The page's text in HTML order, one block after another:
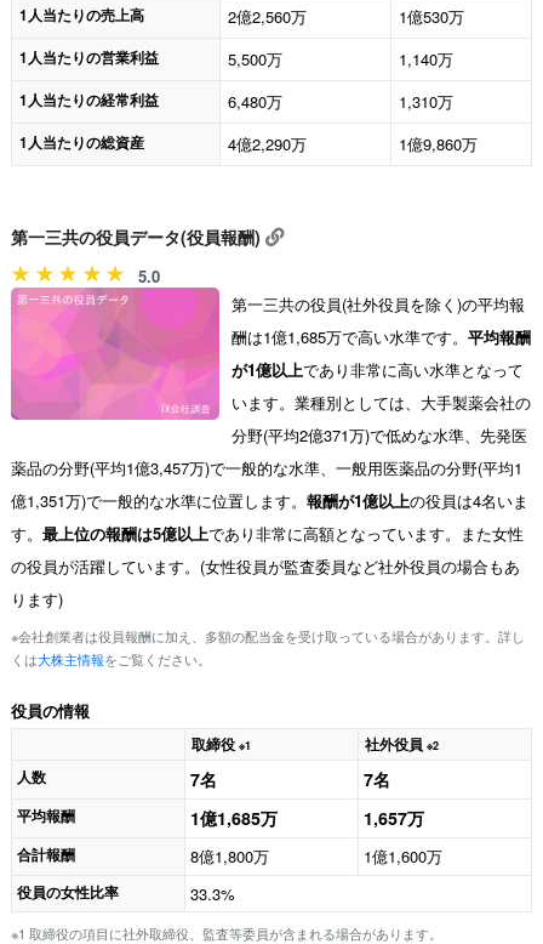
1人当たりの売上高
2億2,560万 1億530万
1人当たりの営業利益 5,500万 1,140万
1人当たりの経常利益 6,480万 1,310万
1人当たりの総資産 4億2,290万 1億9,860万
第一三共の役員データ(役員報酬)
5.0
第一三共の役員(社外役員を除く)の平均報
酬は1億1,685万で高い水準です。 平均報酬
が1億以上であり非常に高い水準となって
います。業種別としては、大手製薬会社の
分野(平均2億371万)で低めな水準、先発医
薬品の分野(平均1億3,457万)で一般的な水準、一般用医薬品の分野(平均1
億1,351万)で一般的な水準に位置します。 報酬が1億以上の役員は4名いま
す。 最上位の報酬は5億以上であり非常に高額となっています。また女性
の役員が活躍しています。(女性役員が監査委員など社外役員の場合もあ
ります)
※会社創業者は役員報酬に加え、多額の配当金を受け取っている場合があります。詳し
くは大株主情報をご覧ください。
役員の情報
取締役 ※1 社外役員 ※2
人数 7名 7名
平均報酬 1億1,685万 1,657万
合計報酬 8億1,800万 1億1,600万
役員の女性比率 33.3%
※1 取締役の項目に社外取締役、監査等委員が含まれる場合があります。